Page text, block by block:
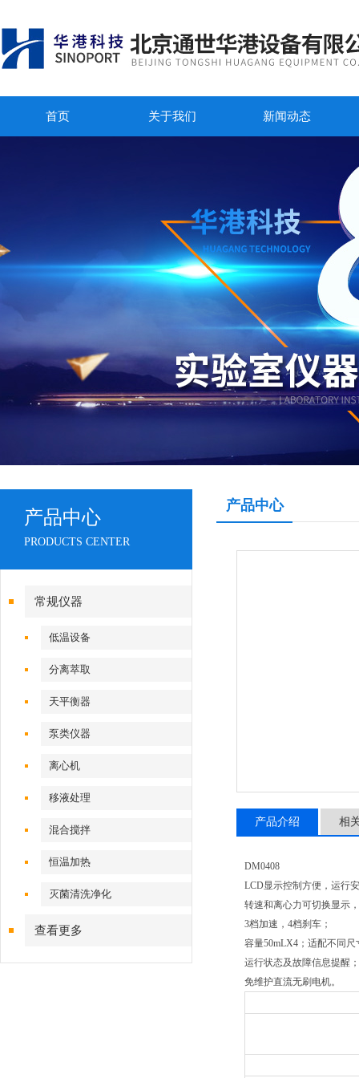
首页 关于我们 新闻动态
产品中心
PRODUCTS CENTER
常规仪器
低温设备
分离萃取
天平衡器
泵类仪器
离心机
移液处理
混合搅拌
恒温加热
灭菌清洗净化
查看更多
产品中心
产品介绍 相
DM0408
LCD显示控制方便，运行
转速和离心力可切换显示
3档加速，4档刹车；
容量50mLX4；适配不同
运行状态及故障信息提醒；
免维护直流无刷电机。